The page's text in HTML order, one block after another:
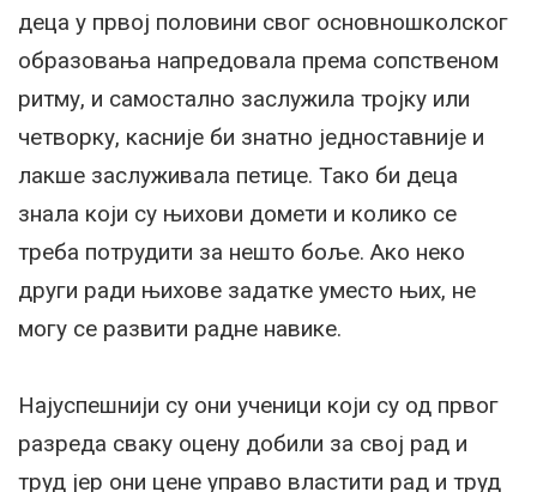
деца у првој половини свог основношколског
образовања напредовала према сопственом
ритму, и самостално заслужила тројку или
четворку, касније би знатно једноставније и
лакше заслуживала петице. Тако би деца
знала који су њихови домети и колико се
треба потрудити за нешто боље. Ако неко
други ради њихове задатке уместо њих, не
могу се развити радне навике.
Најуспешнији су они ученици који су од првог
разреда сваку оцену добили за свој рад и
труд јер они цене управо властити рад и труд